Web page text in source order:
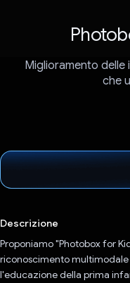
Miglioramento delle
che
Descrizione
Proponiamo "Photobox for
riconoscimento
l'educazione della prima